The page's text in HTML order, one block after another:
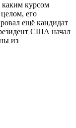
каким курсом
его
ещё кандидат
США начал
из